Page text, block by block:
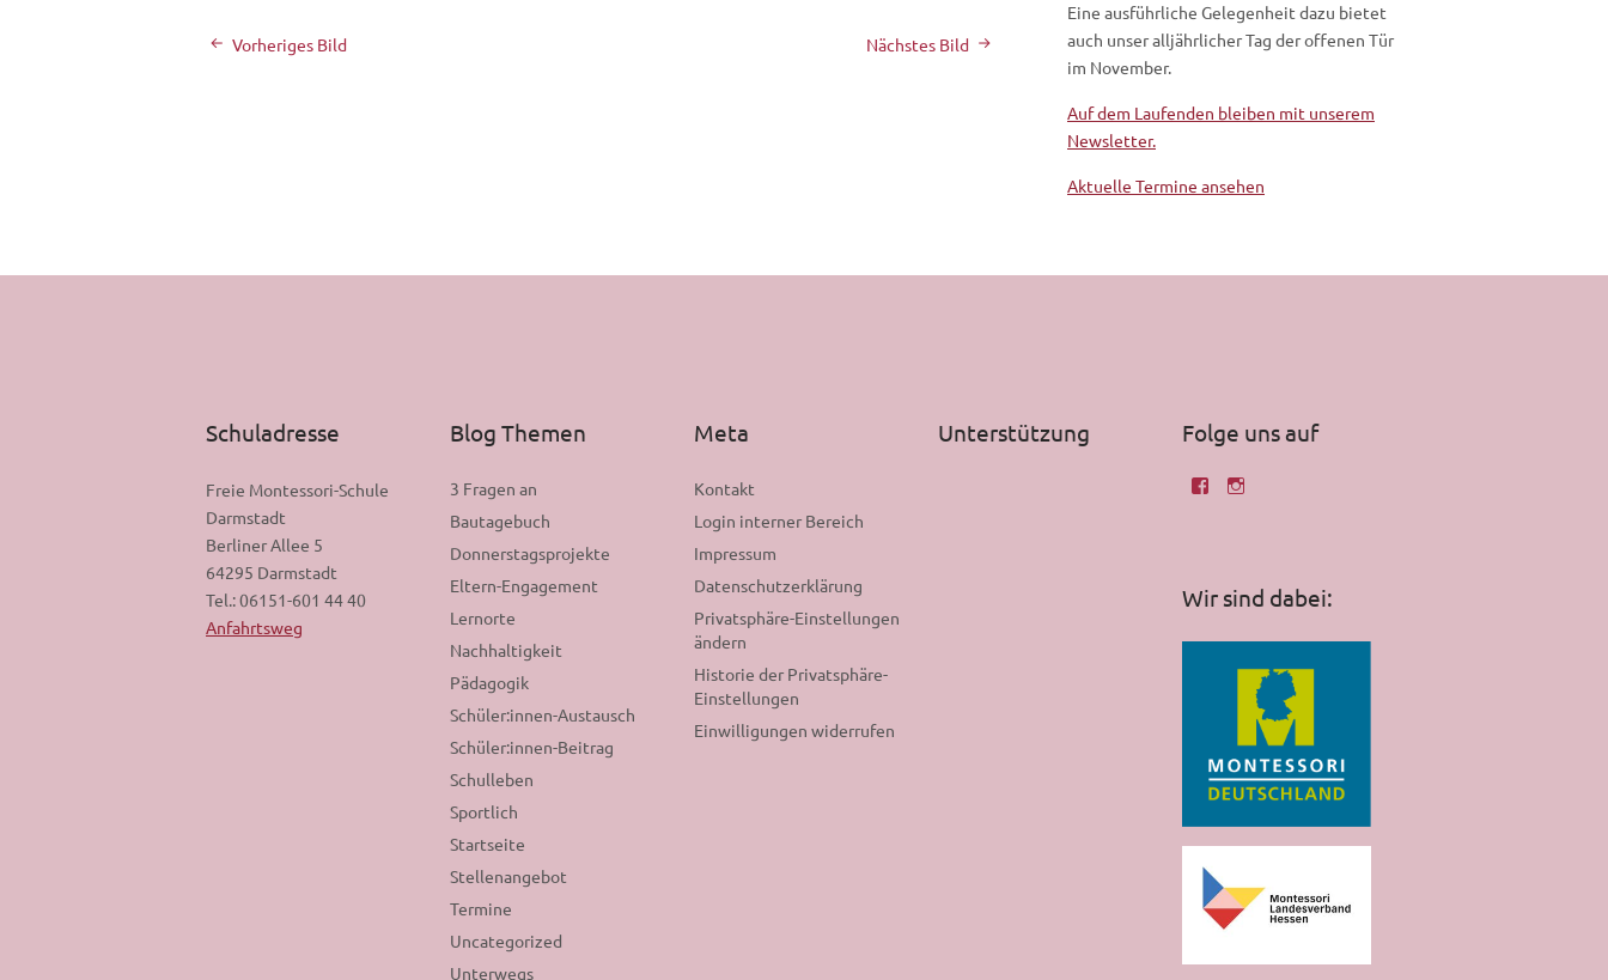
Nächstes Bild
Vorheriges Bild
Eine ausführliche Gelegenheit dazu bietet
auch unser alljährlicher Tag der offenen Tür
im November.
Auf dem Laufenden bleiben mit unserem
Newsletter.
Aktuelle Termine ansehen
Schuladresse
Freie Montessori-Schule
Darmstadt
Berliner Allee 5
64295 Darmstadt
Tel.: 06151-601 44 40
Anfahrtsweg
Blog Themen
3 Fragen an
Bautagebuch
Donnerstagsprojekte
Eltern-Engagement
Lernorte
Nachhaltigkeit
Pädagogik
Schüler:innen-Austausch
Schüler:innen-Beitrag
Schulleben
Sportlich
Startseite
Stellenangebot
Termine
Uncategorized
Unterwegs
Meta
Kontakt
Login interner Bereich
Impressum
Datenschutzerklärung
Privatsphäre-Einstellungen
ändern
Historie der Privatsphäre-
Einstellungen
Einwilligungen widerrufen
Unterstützung Folge uns auf
Wir sind dabei: